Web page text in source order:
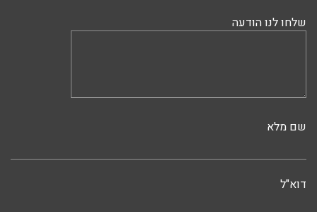
שלחו לנו הודעה
שם מלא
דוא"ל